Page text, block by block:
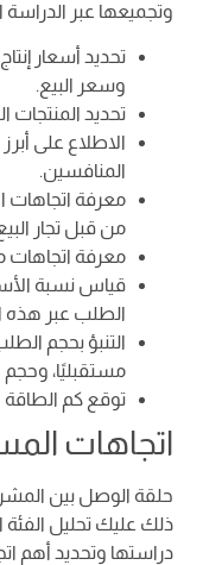
وتجميعها عبر الدراسة
تحديد أسعار
وسعر البيع.
تحديد المنتجات
الاطلاع على
المنافسين.
معرفة اتجاهات
من قبل تجار
معرفة اتجاهات
قياس نسبة
الطلب عبر هذه
التنبؤ بحجم
مستقبليًا،
توقع كم الطاقة
اتجاهات
حلقة الوصل بين
ذلك عليك تحليل الفئة
دراستها وتحديد أهم